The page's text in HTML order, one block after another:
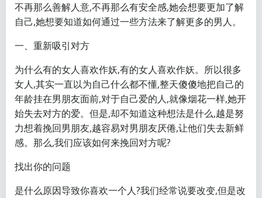
不再那么善解人意,不再那么有安全感,她会想要更加了解
自己,她想要知道如何通过一些方法来了解更多的男人。
一、重新吸引对方
为什么有的女人喜欢作妖,有的女人喜欢作妖。所以很多
女人,其实一直以为自己什么都不懂,整天傻傻地把自己的
年龄挂在男朋友面前,对于自己爱的人,就像烟花一样,她开
始失去对方的爱。但是,却不知道这种想法是什么,越是努
力想着挽回男朋友,越容易对男朋友厌倦,让他们失去新鲜
感。那么,我们应该如何来挽回对方呢?
找出你的问题
是什么原因导致你喜欢一个人?我们经常说要改变,但是改